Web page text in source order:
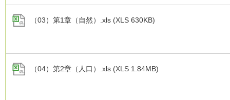
（03）第1章（自然）.xls (XLS 630KB)
（04）第2章（人口）.xls (XLS 1.84MB)